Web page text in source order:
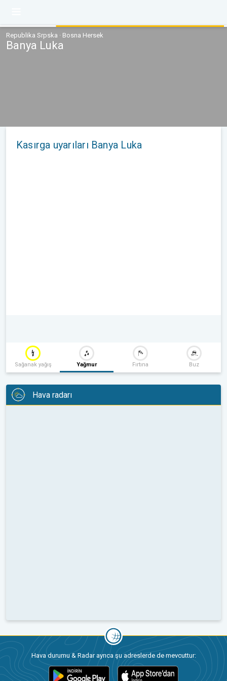
Republika Srpska · Bosna Hersek
Banya Luka
Kasırga uyarıları Banya Luka
Sağanak yağış Yağmur Fırtına Buz
Hava radarı
Hava durumu & Radar ayrıca şu adreslerde de mevcuttur: